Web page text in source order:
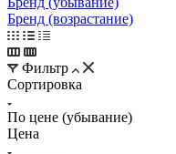
Фильтр
Сортировка
По цене (убывание)
Цена